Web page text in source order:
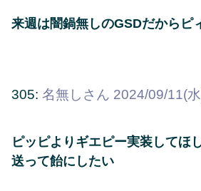
来週は闇鍋無しのGSDだからピ
305: 名無しさん 2024/09/11(
ピッピよりギエピー実装してほ
送って飴にしたい